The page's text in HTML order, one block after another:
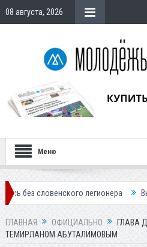
08 августа, 2026
Меню
легионера Вынесен
ГЛАВНАЯ ОФИЦИАЛЬНО
ГЛАВА
ТЕМИРЛАНОМ АБУТАЛИМОВЫМ